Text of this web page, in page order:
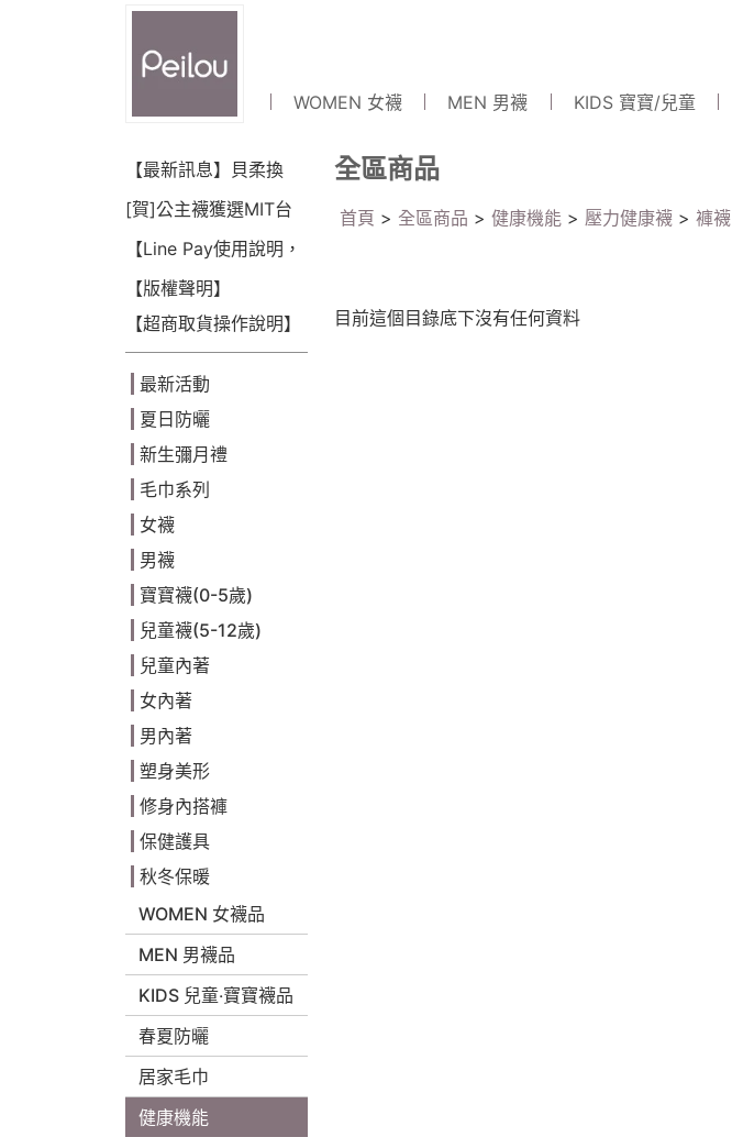
WOMEN 女襪 MEN 男襪 KIDS 寶寶/兒童
【最新訊息】貝柔換
LOGO囉~!
[賀]公主襪獲選MIT台
灣金選獎(2018)
【Line Pay使用說明，
可點數折抵】
【版權聲明】
【超商取貨操作說明】
最新活動
夏日防曬
新生彌月禮
毛巾系列
女襪
男襪
寶寶襪(0-5歲)
兒童襪(5-12歲)
兒童內著
女內著
男內著
塑身美形
修身內搭褲
保健護具
秋冬保暖
WOMEN 女襪品
MEN 男襪品
KIDS 兒童‧寶寶襪品
春夏防曬
居家毛巾
健康機能
全區商品
首頁 > 全區商品 > 健康機能 > 壓力健康襪 > 褲襪
目前這個目錄底下沒有任何資料